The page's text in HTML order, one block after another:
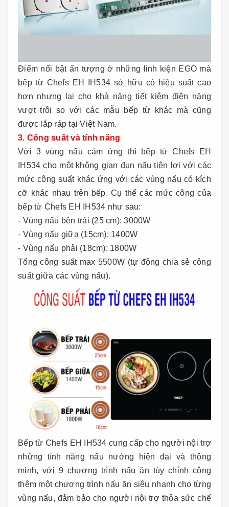
Điểm nổi bật ấn tượng ở những linh kiện EGO mà
bếp từ Chefs EH IH534 sở hữu có hiệu suất cao
hơn nhưng lại cho khả năng tiết kiệm điện năng
vượt trôi so với các mẫu bếp từ khác mà cũng
được lắp ráp tại Việt Nam.
3. Công suất và tính năng
Với 3 vùng nấu cảm ứng thì bếp từ Chefs EH
IH534 cho một không gian đun nấu tiện lợi với các
mức công suất khác ứng với các vùng nấu có kích
cỡ khác nhau trên bếp. Cụ thể các mức công của
bếp từ Chefs EH IH534 như sau:
- Vùng nấu bên trái (25 cm): 3000W
- Vùng nấu giữa (15cm): 1400W
- Vùng nấu phải (18cm): 1800W
Tổng công suất max 5500W (tự động chia sẻ công
suất giữa các vùng nấu).
Bếp từ Chefs EH IH534 cung cấp cho người nội trợ
những tính năng nấu nướng hiện đại và thông
minh, với 9 chương trình nấu ăn tùy chỉnh cộng
thêm một chương trình nấu ăn siêu nhanh cho từng
vùng nấu, đảm bảo cho người nội trợ thỏa sức chế